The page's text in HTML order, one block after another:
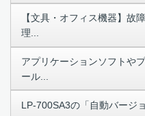
【文具・オフィス機器】故
理...
アプリケーションソフトや
ール...
LP-700SA3の「自動バージ